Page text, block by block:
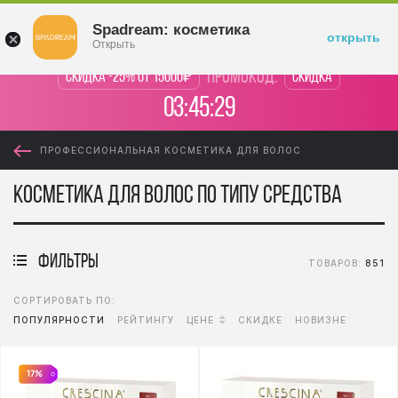
Скидка -25% от 15000₽ промокод: Скидка
03:45:28
ПРОФЕССИОНАЛЬНАЯ КОСМЕТИКА ДЛЯ ВОЛОС
Косметика для волос по типу средства
фильтры ТОВАРОВ: 851
СОРТИРОВАТЬ ПО:
ПОПУЛЯРНОСТИ
РЕЙТИНГУ ЦЕНЕ СКИДКЕ НОВИЗНЕ
17%
Spadream: косметика
Открыть открыть